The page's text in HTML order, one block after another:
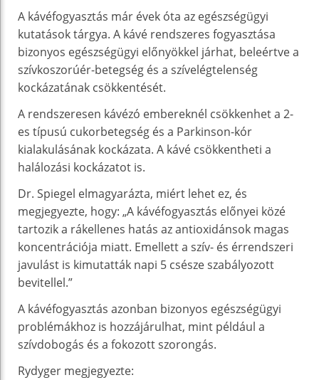
A kávéfogyasztás már évek óta az egészségügyi
kutatások tárgya. A kávé rendszeres fogyasztása
bizonyos egészségügyi előnyökkel járhat, beleértve a
szívkoszorúér-betegség és a szívelégtelenség
kockázatának csökkentését.
A rendszeresen kávézó embereknél csökkenhet a 2-
es típusú cukorbetegség és a Parkinson-kór
kialakulásának kockázata. A kávé csökkentheti a
halálozási kockázatot is.
Dr. Spiegel elmagyarázta, miért lehet ez, és
megjegyezte, hogy: „A kávéfogyasztás előnyei közé
tartozik a rákellenes hatás az antioxidánsok magas
koncentrációja miatt. Emellett a szív- és érrendszeri
javulást is kimutatták napi 5 csésze szabályozott
bevitellel.”
A kávéfogyasztás azonban bizonyos egészségügyi
problémákhoz is hozzájárulhat, mint például a
szívdobogás és a fokozott szorongás.
Rydyger megjegyezte: